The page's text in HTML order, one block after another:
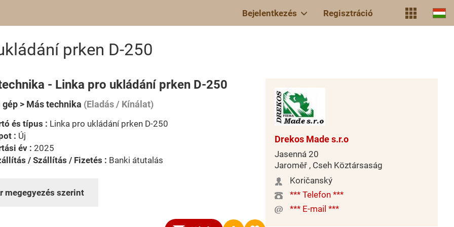
Bejelentkezés Regisztráció
prken D-250
- Linka pro ukládání prken D-250
> Más technika (Eladás / Kínálat)
és típus : Linka pro ukládání prken D-250
: Új
év : 2025
/ Szállítás / Fizetés : Banki átutalás
megegyezés szerint
Drekos Made s.r.o
Jasenná 20
Jaroměř , Cseh Köztársaság
Koričanský
*** Telefon ***
*** E-mail ***